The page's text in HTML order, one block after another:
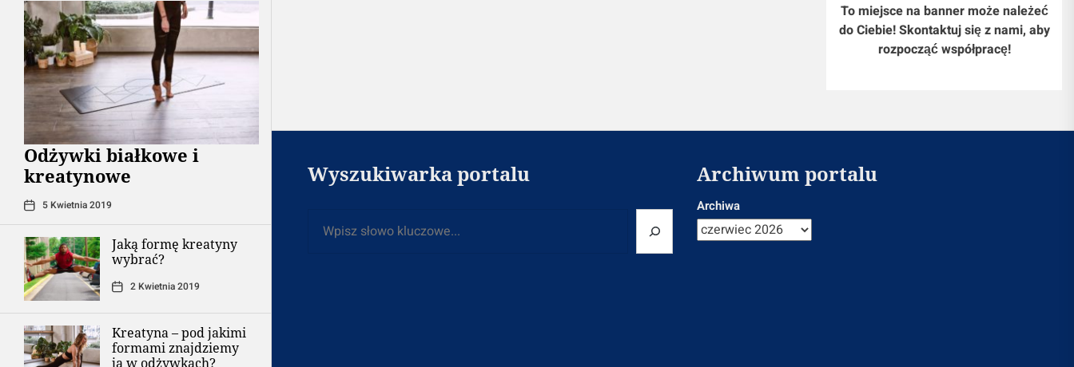
Odżywki białkowe i
kreatynowe
5 Kwietnia 2019
Jaką formę kreatyny
wybrać?
2 Kwietnia 2019
Kreatyna – pod jakimi
formami znajdziemy
ją w odżywkach?
To miejsce na banner może należeć
do Ciebie! Skontaktuj się z nami, aby
rozpocząć współpracę!
Wyszukiwarka portalu Archiwum portalu
Archiwa